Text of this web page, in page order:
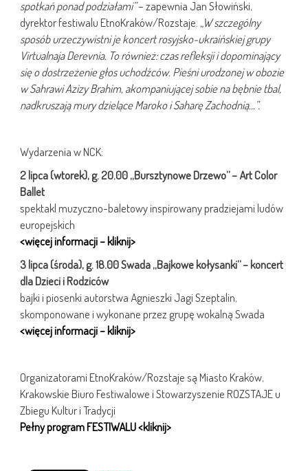
spotkań ponad podziałami”– zapewnia Jan Słowiński,
dyrektor festiwalu EtnoKraków/Rozstaje. „W szczególny
sposób urzeczywistni je koncert rosyjsko-ukraińskiej grupy
Virtualnaja Derevnia. To również: czas refleksji i dopominający
się o dostrzeżenie głos uchodźców. Pieśni urodzonej w obozie
w Sahrawi Azizy Brahim, akompaniującej sobie na bębnie tbal,
nadkruszają mury dzielące Maroko i Saharę Zachodnią…”.
Wydarzenia w NCK:
2 lipca (wtorek), g. 20.00 „Bursztynowe Drzewo” – Art Color
Ballet
spektakl muzyczno-baletowy inspirowany pradziejami ludów
europejskich
<więcej informacji – kliknij>
3 lipca (środa), g. 18.00 Swada „Bajkowe kołysanki” – koncert
dla Dzieci i Rodziców
bajki i piosenki autorstwa Agnieszki Jagi Szeptalin,
skomponowane i wykonane przez grupę wokalną Swada
<więcej informacji – kliknij>
Organizatorami EtnoKraków/Rozstaje są Miasto Kraków,
Krakowskie Biuro Festiwalowe i Stowarzyszenie ROZSTAJE u
Zbiegu Kultur i Tradycji
Pełny program FESTIWALU <kliknij>